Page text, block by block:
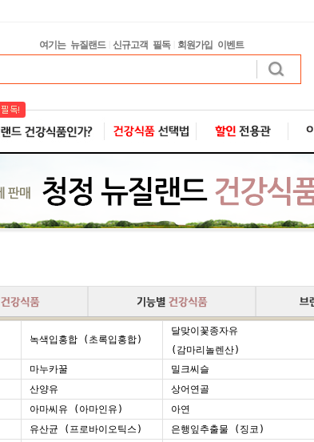
여기는 뉴질랜드 신규고객 필독 회원가입 이벤트
녹색입홍합 (초록입홍합)
달맞이꽃종자유
(감마리놀렌산)
마누카꿀 밀크씨슬
산양유 상어연골
아마씨유 (아마인유) 아연
유산균 (프로바이오틱스) 은행잎추출물 (징코)